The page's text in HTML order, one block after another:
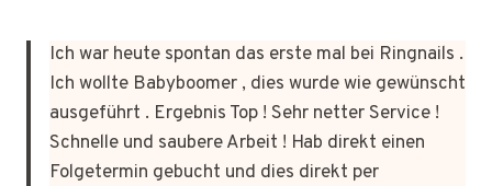
Ich war heute spontan das erste mal bei Ringnails .
Ich wollte Babyboomer , dies wurde wie gewünscht
ausgeführt . Ergebnis Top ! Sehr netter Service !
Schnelle und saubere Arbeit ! Hab direkt einen
Folgetermin gebucht und dies direkt per